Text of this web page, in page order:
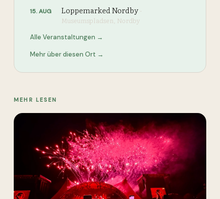
15.AUG Loppemarked Nordby ·
Museumspladsen, Nordby
Alle Veranstaltungen →
Mehr über diesen Ort →
MEHR LESEN